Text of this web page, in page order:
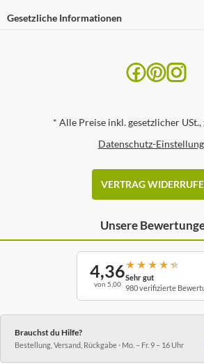
Gesetzliche Informationen
* Alle Preise inkl. gesetzlicher USt.,
Datenschutz-
VERTRAG
Unsere
4,36
von 5,00
★ ★ ★ ★ ★
Sehr gut
980 verifizierte
Brauchst du Hilfe?
Bestellung, Versand, Rückgabe · Mo. – Fr. 9 – 16 Uhr